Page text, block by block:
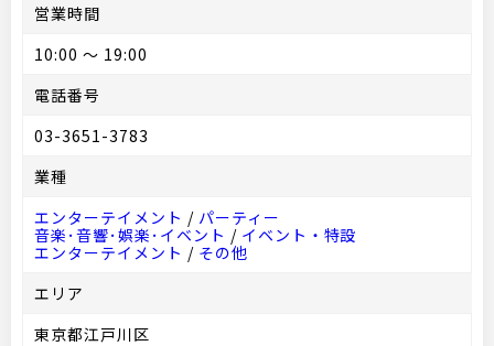
営業時間
10:00 ～ 19:00
電話番号
03-3651-3783
業種
エンターテイメント / パーティー
音楽･音響･娯楽･イベント / イベント・特設
エンターテイメント / その他
エリア
東京都江戸川区